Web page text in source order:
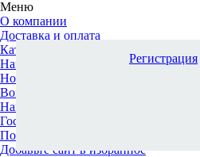
Меню
О компании
Доставка и оплата
Каталог
Наши офисы
Новости и новинки
Вопрос-ответ
Наша команда
Гос. заказчикам
Поставщикам
Добавьте сайт в избранное
Регистрация